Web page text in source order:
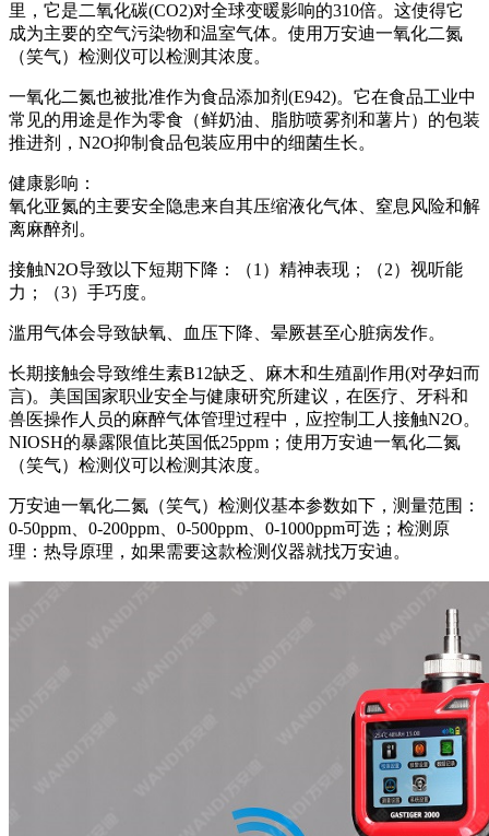
里，它是二氧化碳(CO2)对全球变暖影响的310倍。这使得它
成为主要的空气污染物和温室气体。使用万安迪一氧化二氮
（笑气）检测仪可以检测其浓度。
一氧化二氮也被批准作为食品添加剂(E942)。它在食品工业中
常见的用途是作为零食（鲜奶油、脂肪喷雾剂和薯片）的包装
推进剂，N2O抑制食品包装应用中的细菌生长。
健康影响：
氧化亚氮的主要安全隐患来自其压缩液化气体、窒息风险和解
离麻醉剂。
接触N2O导致以下短期下降：（1）精神表现；（2）视听能
力；（3）手巧度。
滥用气体会导致缺氧、血压下降、晕厥甚至心脏病发作。
长期接触会导致维生素B12缺乏、麻木和生殖副作用(对孕妇而
言)。美国国家职业安全与健康研究所建议，在医疗、牙科和
兽医操作人员的麻醉气体管理过程中，应控制工人接触N2O。
NIOSH的暴露限值比英国低25ppm；使用万安迪一氧化二氮
（笑气）检测仪可以检测其浓度。
万安迪一氧化二氮（笑气）检测仪基本参数如下，测量范围：
0-50ppm、0-200ppm、0-500ppm、0-1000ppm可选；检测原
理：热导原理，如果需要这款检测仪器就找万安迪。